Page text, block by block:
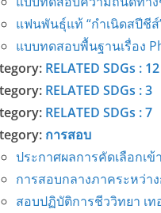
แฟนพันธุ์แท้ “กำเนิดสปีชี
แบบทดสอบพื้นฐานเรื่อง
RELATED SDGs : 12
RELATED SDGs : 3
RELATED SDGs : 7
การสอบ
ประกาศผลการคัดเลือกเ
การสอบกลางภาคระหว่า
สอบปฏิบัติการชีววิทยา เท